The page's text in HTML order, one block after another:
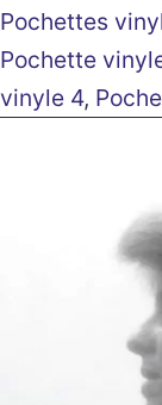
Pochettes
Pochette
vinyle 4,